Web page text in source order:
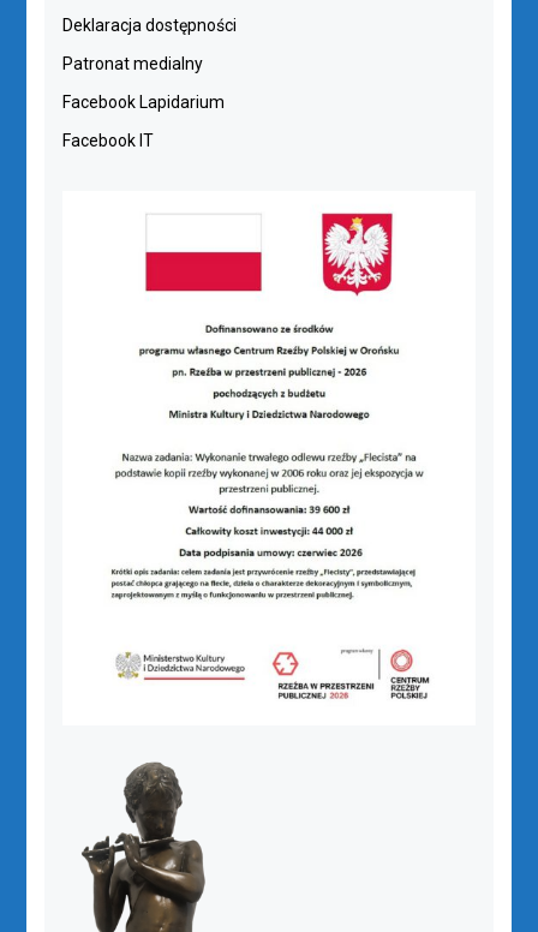
Deklaracja dostępności
Patronat medialny
Facebook Lapidarium
Facebook IT